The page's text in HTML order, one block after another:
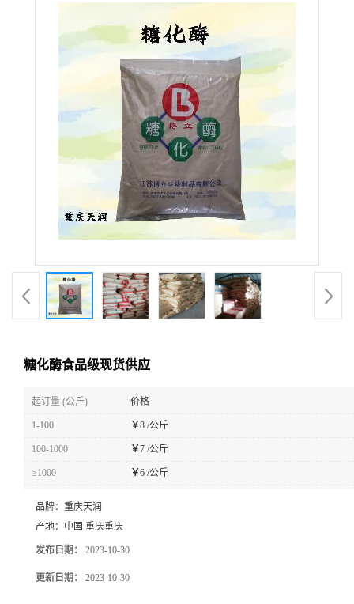
糖化酶食品级现货供应
起订量 (公斤) 价格
1-100 ￥8 /公斤
100-1000 ￥7 /公斤
≥1000 ￥6 /公斤
品牌： 重庆天润
产地： 中国 重庆重庆
发布日期： 2023-10-30
更新日期： 2023-10-30